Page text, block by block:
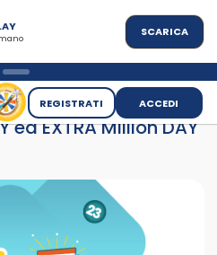
SCARICA
REGISTRATI ACCEDI
ed EXTRA Million DAY
ed EXTRA Million DAY